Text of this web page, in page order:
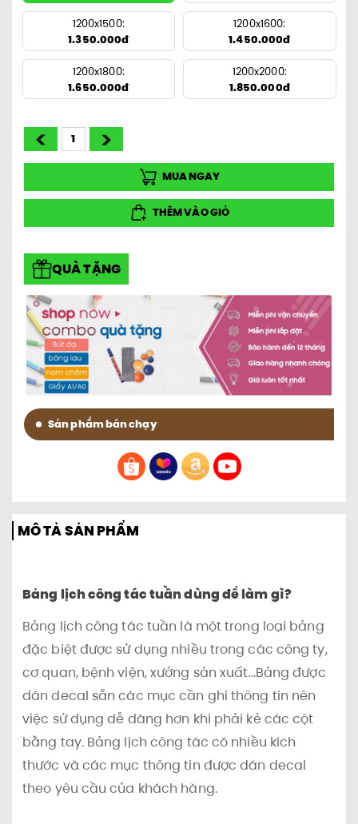
1200x1500:
1.350.000đ
1200x1600:
1.450.000đ
1200x1800:
1.650.000đ
1200x2000:
1.850.000đ
MUA NGAY
THÊM VÀO GIỎ
QUÀ TẶNG
Sản phẩm bán chạy
MÔ TẢ SẢN PHẨM
Bảng lịch công tác tuần dùng để làm gì?
Bảng lịch công tác tuần là một trong loại bảng
đặc biệt được sử dụng nhiều trong các công ty,
cơ quan, bệnh viện, xưởng sản xuất...Bảng được
dán decal sẵn các mục cần ghi thông tin nên
việc sử dụng dễ dàng hơn khi phải kẻ các cột
bằng tay. Bảng lịch công tác có nhiều kích
thước và các mục thông tin được dán decal
theo yêu cầu của khách hàng.